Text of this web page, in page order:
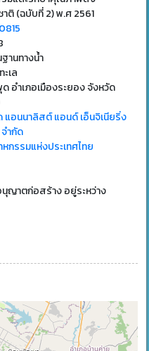
ติ (ฉบับที่ 2) พ.ศ 2561
านทางน้ำ
เล
อำเภอเมืองระยอง จังหวัด
แอนนาลิสต์ แอนด์ เอ็นจิเนียริ่ง
ำกัด
กรรมแห่งประเทศไทย
ญาตก่อสร้าง อยู่ระหว่าง